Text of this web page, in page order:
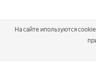
На сайте ипользуются